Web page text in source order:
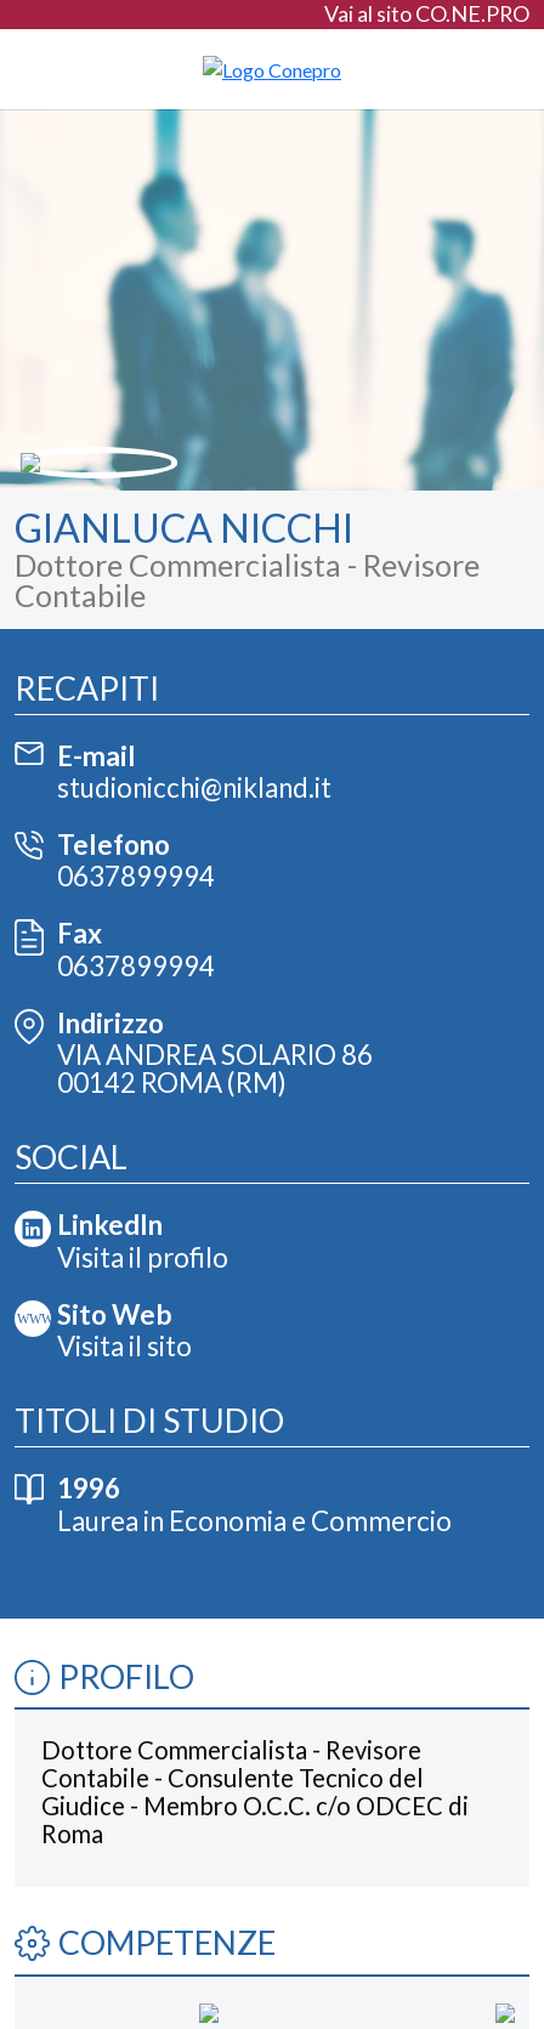
Vai al sito CO.NE.PRO
GIANLUCA NICCHI
Dottore Commercialista - Revisore
Contabile
RECAPITI
E-mail
studionicchi@nikland.it
Telefono
0637899994
Fax
0637899994
Indirizzo
VIA ANDREA SOLARIO 86
00142 ROMA (RM)
SOCIAL
LinkedIn
Visita il profilo
Sito Web
Visita il sito
TITOLI DI STUDIO
1996
Laurea in Economia e Commercio
PROFILO
Dottore Commercialista - Revisore
Contabile - Consulente Tecnico del
Giudice - Membro O.C.C. c/o ODCEC di
Roma
COMPETENZE